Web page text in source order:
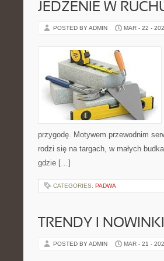
JEDZENIE W
POSTED BY ADMIN MAR - 22 -
przygodę. Motywem przewodnim
rodzi się na targach, w małych
gdzie […]
CATEGORIES: PADWA
TRENDY I NOWINKI
POSTED BY ADMIN MAR - 21 -